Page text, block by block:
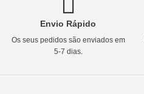
Envio Rápido
Os seus pedidos são enviados em
5-7 dias.